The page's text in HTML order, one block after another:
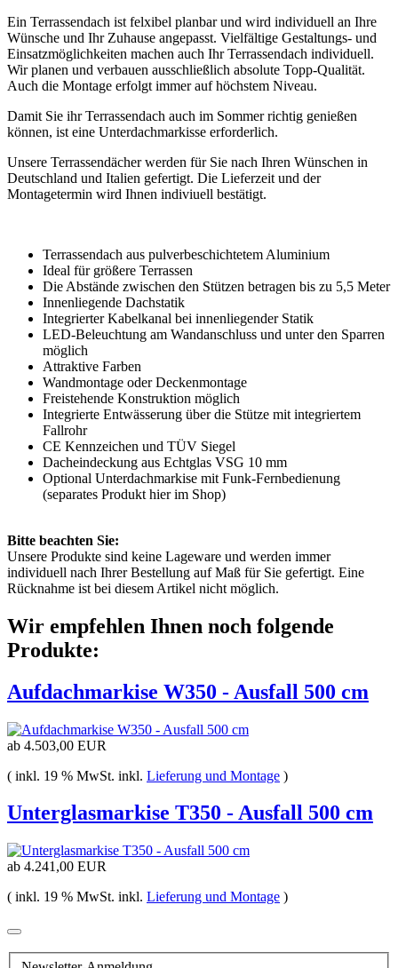
Ein Terrassendach ist felxibel planbar und wird individuell an Ihre
Wünsche und Ihr Zuhause angepasst. Vielfältige Gestaltungs- und
Einsatzmöglichkeiten machen auch Ihr Terrassendach individuell.
Wir planen und verbauen ausschließlich absolute Topp-Qualität.
Auch die Montage erfolgt immer auf höchstem Niveau.
Damit Sie ihr Terrassendach auch im Sommer richtig genießen
können, ist eine Unterdachmarkisse erforderlich.
Unsere Terrassendächer werden für Sie nach Ihren Wünschen in
Deutschland und Italien gefertigt. Die Lieferzeit und der
Montagetermin wird Ihnen indiviuell bestätigt.
Terrassendach aus pulverbeschichtetem Aluminium
Ideal für größere Terrassen
Die Abstände zwischen den Stützen betragen bis zu 5,5 Meter
Innenliegende Dachstatik
Integrierter Kabelkanal bei innenliegender Statik
LED-Beleuchtung am Wandanschluss und unter den Sparren
möglich
Attraktive Farben
Wandmontage oder Deckenmontage
Freistehende Konstruktion möglich
Integrierte Entwässerung über die Stütze mit integriertem
Fallrohr
CE Kennzeichen und TÜV Siegel
Dacheindeckung aus Echtglas VSG 10 mm
Optional Unterdachmarkise mit Funk-Fernbedienung
(separates Produkt hier im Shop)
Bitte beachten Sie:
Unsere Produkte sind keine Lageware und werden immer
individuell nach Ihrer Bestellung auf Maß für Sie gefertigt. Eine
Rücknahme ist bei diesem Artikel nicht möglich.
Wir empfehlen Ihnen noch folgende
Produkte:
Aufdachmarkise W350 - Ausfall 500 cm
ab 4.503,00 EUR
( inkl. 19 % MwSt. inkl. Lieferung und Montage )
Unterglasmarkise T350 - Ausfall 500 cm
ab 4.241,00 EUR
( inkl. 19 % MwSt. inkl. Lieferung und Montage )